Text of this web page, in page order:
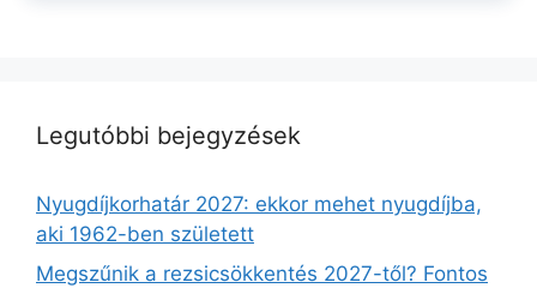
Legutóbbi bejegyzések
Nyugdíjkorhatár 2027: ekkor mehet nyugdíjba,
aki 1962-ben született
Megszűnik a rezsicsökkentés 2027-től? Fontos